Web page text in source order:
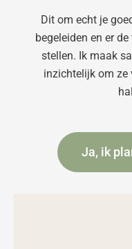
Dit om echt je
begeleiden en er
stellen. Ik maak
inzichtelijk om ze
Ja, ik